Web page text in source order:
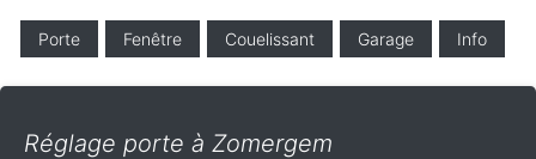
Porte Fenêtre Couelissant Garage Info
Réglage porte à Zomergem